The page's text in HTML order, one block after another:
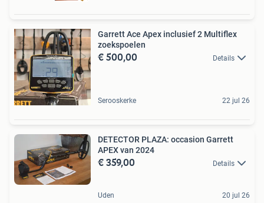
Garrett Ace Apex inclusief 2 Multiflex
zoekspoelen
€ 500,00 Details
Serooskerke 22 jul 26
DETECTOR PLAZA: occasion Garrett
APEX van 2024
€ 359,00 Details
Uden 20 jul 26